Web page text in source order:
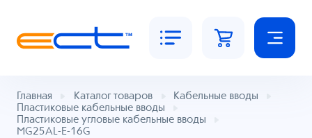
Главная Каталог товаров
Кабельные вводы
Пластиковые кабельные вводы
Пластиковые угловые кабельные вводы
MG25AL-E-16G